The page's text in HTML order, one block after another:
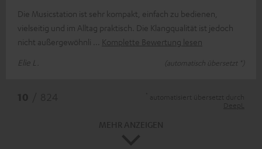
Die Musicstation ist sehr kompakt, einfach zu bedienen,
vielseitig und im Alltag praktisch. Die Klangqualität ist jedoch
nicht außergewöhnli
Komplette Bewertung lesen
Elie L.
(automatisch übersetzt *)